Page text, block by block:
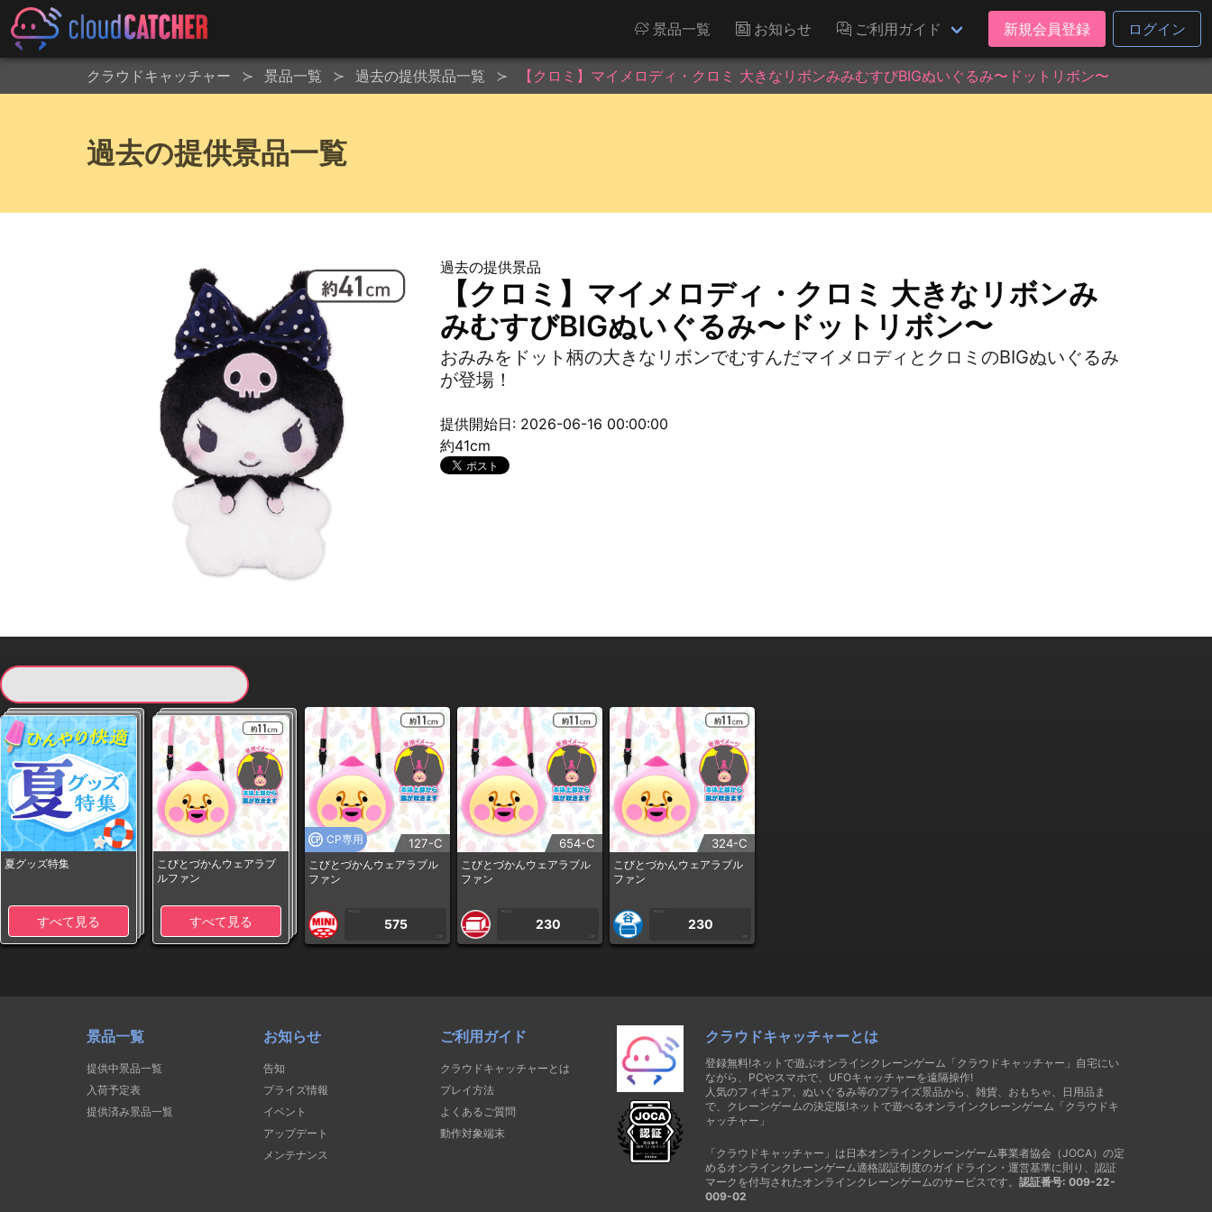
景品一覧 お知らせ ご利用ガイド 新規会員登録 ログイン
クラウドキャッチャー 景品一覧 過去の提供景品一覧 【クロミ】マイメロディ・クロミ 大きなリボンみみむすびBIGぬいぐるみ〜ドットリボン〜
過去の提供景品一覧
過去の提供景品
【クロミ】マイメロディ・クロミ 大きなリボンみ
みむすびBIGぬいぐるみ〜ドットリボン〜
おみみをドット柄の大きなリボンでむすんだマイメロディとクロミのBIGぬいぐるみ
が登場！
提供開始日: 2026-06-16 00:00:00
約41cm
夏グッズ特集
すべて見る
こびとづかんウェアラブ
ルファン
すべて見る
CP専用 127-C
こびとづかんウェアラブル
ファン
1PLAY
575
CP
654-C
こびとづかんウェアラブル
ファン
1PLAY
230
CP
324-C
こびとづかんウェアラブル
ファン
1PLAY
230
CP
景品一覧
提供中景品一覧
入荷予定表
提供済み景品一覧
お知らせ
告知
プライズ情報
イベント
アップデート
メンテナンス
ご利用ガイド
クラウドキャッチャーとは
プレイ方法
よくあるご質問
動作対象端末
クラウドキャッチャーとは
登録無料!ネットで遊ぶオンラインクレーンゲーム「クラウドキャッチャー」自宅にい
ながら、PCやスマホで、UFOキャッチャーを遠隔操作!
人気のフィギュア、ぬいぐるみ等のプライズ景品から、雑貨、おもちゃ、日用品ま
で、クレーンゲームの決定版!ネットで遊べるオンラインクレーンゲーム「クラウドキ
ャッチャー」
「クラウドキャッチャー」は日本オンラインクレーンゲーム事業者協会（JOCA）の定
めるオンラインクレーンゲーム適格認証制度のガイドライン・運営基準に則り、認証
マークを付与されたオンラインクレーンゲームのサービスです。 認証番号: 009-22-
009-02